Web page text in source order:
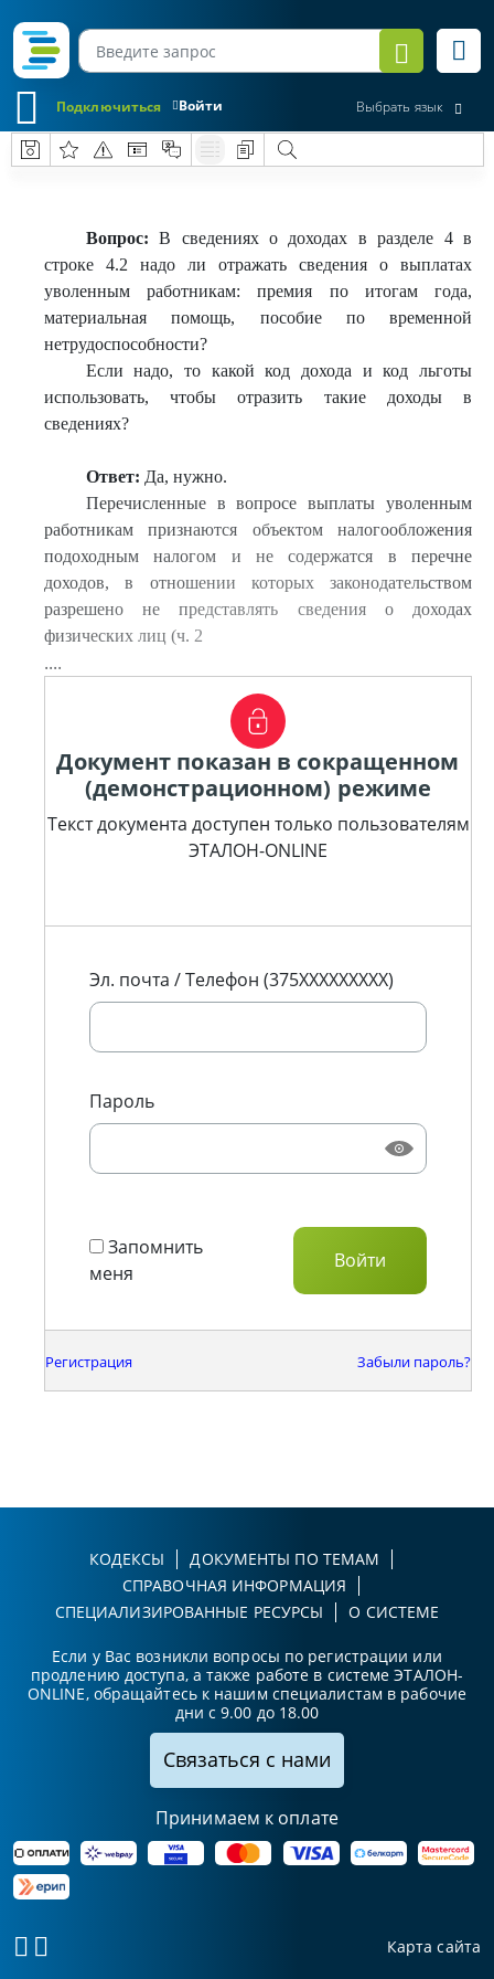
Войти
Подключиться Выбрать язык
Вопрос: В сведениях о доходах в разделе 4 в
строке 4.2 надо ли отражать сведения о выплатах
уволенным работникам: премия по итогам года,
материальная помощь, пособие по временной
нетрудоспособности?
Если надо, то какой код дохода и код льготы
использовать, чтобы отразить такие доходы в
сведениях?
Ответ: Да, нужно.
Перечисленные в вопросе выплаты уволенным
работникам признаются объектом налогообложения
подоходным налогом и не содержатся в перечне
доходов, в отношении которых законодательством
разрешено не представлять сведения о доходах
физических лиц (ч. 2
....
Документ показан в сокращенном
(демонстрационном) режиме
Текст документа доступен только пользователям
ЭТАЛОН-ONLINE
Эл. почта / Телефон (375XXXXXXXXX)
Пароль
Запомнить
меня
Регистрация Забыли пароль?
КОДЕКСЫ
ДОКУМЕНТЫ ПО ТЕМАМ
СПРАВОЧНАЯ ИНФОРМАЦИЯ
СПЕЦИАЛИЗИРОВАННЫЕ РЕСУРСЫ
О СИСТЕМЕ
Если у Вас возникли вопросы по регистрации или
продлению доступа, а также работе в системе ЭТАЛОН-
ONLINE, обращайтесь к нашим специалистам в рабочие
дни с 9.00 до 18.00
Связаться с нами
Принимаем к оплате
Карта сайта